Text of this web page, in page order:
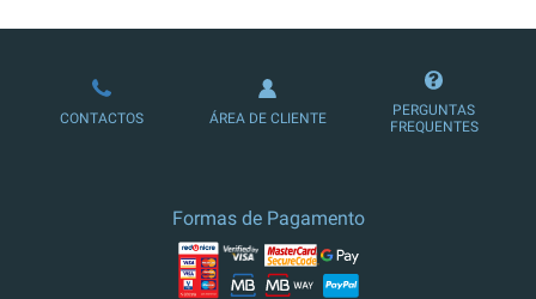
LOJA DE ASSINATURAS
CONTACTOS ÁREA DE CLIENTE
PERGUNTAS
FREQUENTES
Formas de Pagamento